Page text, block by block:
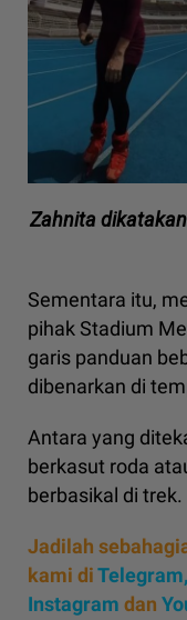
Zahnita
Sementara itu,
pihak Stadium
garis panduan
dibenarkan di
Antara yang
berkasut roda
berbasikal di trek.
Jadilah
kami diTelegram,
Instagram dan